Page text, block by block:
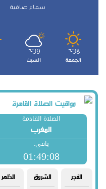
سماء صافية
38
℃
الجمعة
39
℃
السبت